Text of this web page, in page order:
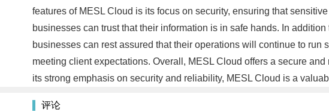
features of MESL Cloud is its focus on security, ensuring that
businesses can trust that their information is in safe hands. In
businesses can rest assured that their operations will continue to
meeting client expectations. Overall, MESL Cloud offers a secure
its strong emphasis on security and reliability, MESL Cloud is a
评论